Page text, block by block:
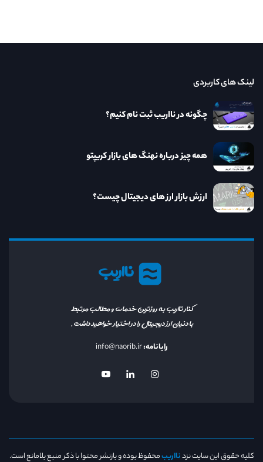
نااریب
کنار نااریب به روزترین خدمات و مطالب مرتبط
با دنیای ارز دیجیتال را در اختیار خواهید داشت.
رایانامه:info@naorib.ir
لینک های کاربردی
چگونه در نااریب ثبت نام کنیم؟
همه چیز درباره نهنگ های بازار کریپتو
ارزش بازار ارز های دیجیتال چیست؟
کلیه حقوق این سایت نزدنااریبمحفوظ بوده و بازنشر محتوا با ذکر منبع بلامانع است.